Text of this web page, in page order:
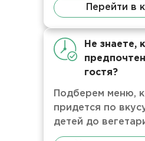
Перейти в
Не знаете,
гостя?
Подберем меню,
придется по
детей до